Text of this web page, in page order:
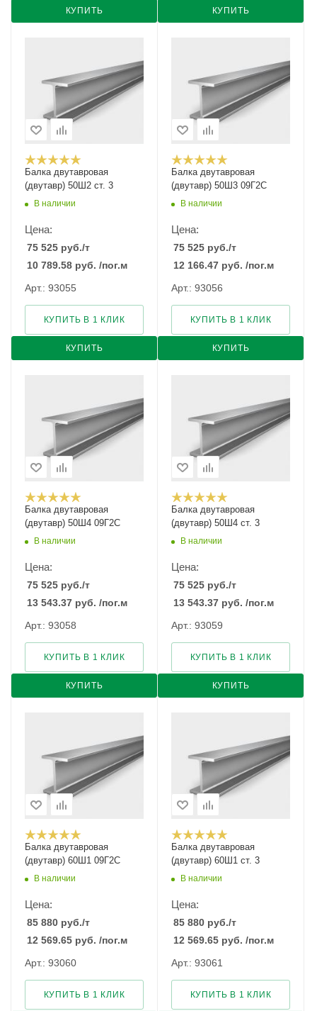
КУПИТЬ КУПИТЬ
Балка двутавровая
(двутавр) 50Ш2 ст. 3
В наличии
Цена:
75 525 руб./т
10 789.58 руб. /пог.м
Арт.: 93055
КУПИТЬ
КУПИТЬ В 1 КЛИК
Балка двутавровая
(двутавр) 50Ш3 09Г2С
В наличии
Цена:
75 525 руб./т
12 166.47 руб. /пог.м
Арт.: 93056
КУПИТЬ
КУПИТЬ В 1 КЛИК
Балка двутавровая
(двутавр) 50Ш4 09Г2С
В наличии
Цена:
75 525 руб./т
13 543.37 руб. /пог.м
Арт.: 93058
КУПИТЬ
КУПИТЬ В 1 КЛИК
Балка двутавровая
(двутавр) 50Ш4 ст. 3
В наличии
Цена:
75 525 руб./т
13 543.37 руб. /пог.м
Арт.: 93059
КУПИТЬ
КУПИТЬ В 1 КЛИК
Балка двутавровая
(двутавр) 60Ш1 09Г2С
В наличии
Цена:
85 880 руб./т
12 569.65 руб. /пог.м
Арт.: 93060
КУПИТЬ В 1 КЛИК
Балка двутавровая
(двутавр) 60Ш1 ст. 3
В наличии
Цена:
85 880 руб./т
12 569.65 руб. /пог.м
Арт.: 93061
КУПИТЬ В 1 КЛИК